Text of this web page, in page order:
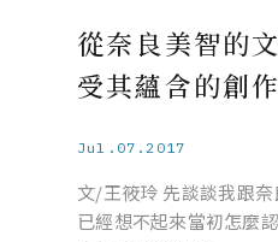
從奈良美智的
受其蘊含的創
Jul.07.2017
文/王筱玲 先談談我跟
已經想不起來當初怎麼